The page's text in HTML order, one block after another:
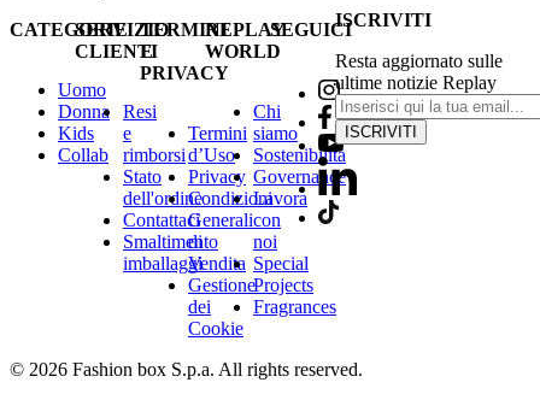
CATEGORIE
Uomo
Donna
Kids
Collab
SERVIZIO
CLIENTI
Resi
e
rimborsi
Stato
dell'ordine
Contattaci
Smaltimento
imballaggi
TERMINI
E
PRIVACY
Termini
d’Uso
Privacy
Condizioni
Generali
di
Vendita
Gestione
dei
Cookie
REPLAY
WORLD
Chi
siamo
Sostenibilità
Governance
Lavora
con
noi
Special
Projects
Fragrances
SEGUICIISCRIVITI
Resta aggiornato sulle
ultime notizie Replay
ISCRIVITI
© 2026 Fashion box S.p.a. All rights reserved.